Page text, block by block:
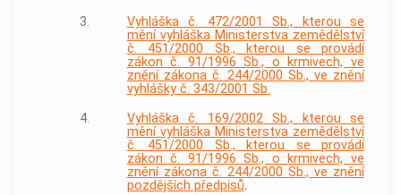
3.
Vyhláška č. 472/2001 Sb., kterou se
mění vyhláška Ministerstva zemědělství
č. 451/2000 Sb., kterou se provádí
zákon č. 91/1996 Sb., o krmivech, ve
znění zákona č. 244/2000 Sb., ve znění
vyhlášky č. 343/2001 Sb.
4.
Vyhláška č. 169/2002 Sb., kterou se
mění vyhláška Ministerstva zemědělství
č. 451/2000 Sb., kterou se provádí
zákon č. 91/1996 Sb., o krmivech, ve
znění zákona č. 244/2000 Sb., ve znění
pozdějších předpisů.